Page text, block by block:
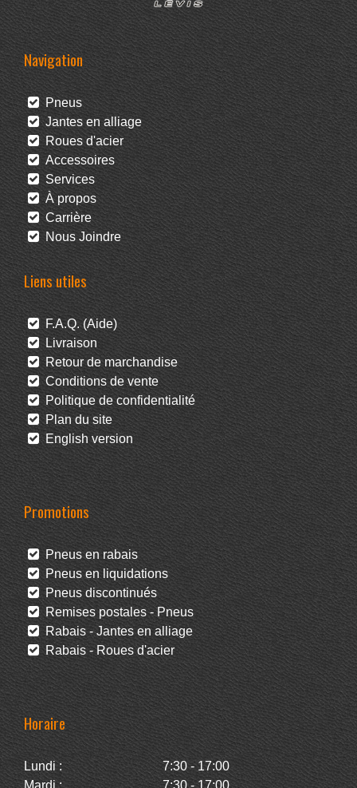
Navigation
Pneus
Jantes en alliage
Roues d'acier
Accessoires
Services
À propos
Carrière
Nous Joindre
Liens utiles
F.A.Q. (Aide)
Livraison
Retour de marchandise
Conditions de vente
Politique de confidentialité
Plan du site
English version
Promotions
Pneus en rabais
Pneus en liquidations
Pneus discontinués
Remises postales - Pneus
Rabais - Jantes en alliage
Rabais - Roues d'acier
Horaire
Lundi :
7:30 - 17:00
Mardi :
7:30 - 17:00